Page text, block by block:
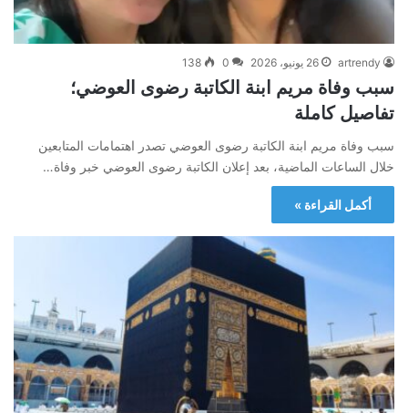
artrendy 26 يونيو، 2026 0
138
سبب وفاة مريم ابنة الكاتبة رضوى العوضي؛
تفاصيل كاملة
سبب وفاة مريم ابنة الكاتبة رضوى العوضي تصدر اهتمامات المتابعين
خلال الساعات الماضية، بعد إعلان الكاتبة رضوى العوضي خبر وفاة…
أكمل القراءة »